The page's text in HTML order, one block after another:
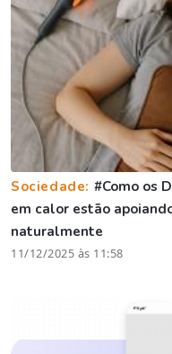
Sociedade: #Como os
em calor estão
naturalmente
11/12/2025 às 11:58